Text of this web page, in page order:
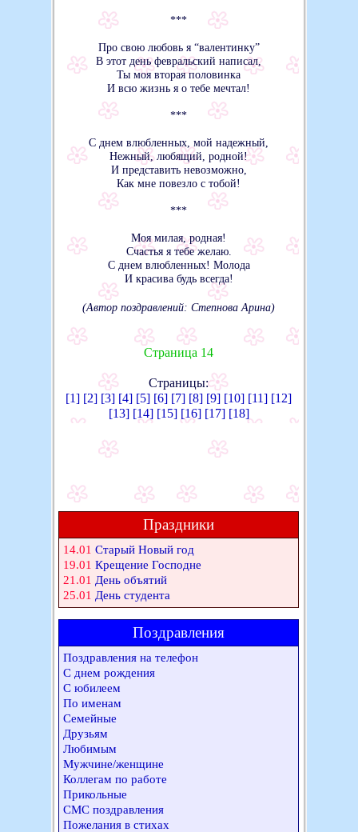
***
Про свою любовь я “валентинку”
В этот день февральский написал,
Ты моя вторая половинка
И всю жизнь я о тебе мечтал!
***
С днем влюбленных, мой надежный,
Нежный, любящий, родной!
И представить невозможно,
Как мне повезло с тобой!
***
Моя милая, родная!
Счастья я тебе желаю.
С днем влюбленных! Молода
И красива будь всегда!
(Автор поздравлений: Степнова Арина)
Страница 14
Страницы:
[1] [2] [3] [4] [5] [6] [7] [8] [9] [10] [11] [12]
[13] [14] [15] [16] [17] [18]
Праздники
14.01 Старый Новый год
19.01 Крещение Господне
21.01 День объятий
25.01 День студента
Поздравления
Поздравления на телефон
С днем рождения
С юбилеем
По именам
Семейные
Друзьям
Любимым
Мужчине/женщине
Коллегам по работе
Прикольные
СМС поздравления
Пожелания в стихах